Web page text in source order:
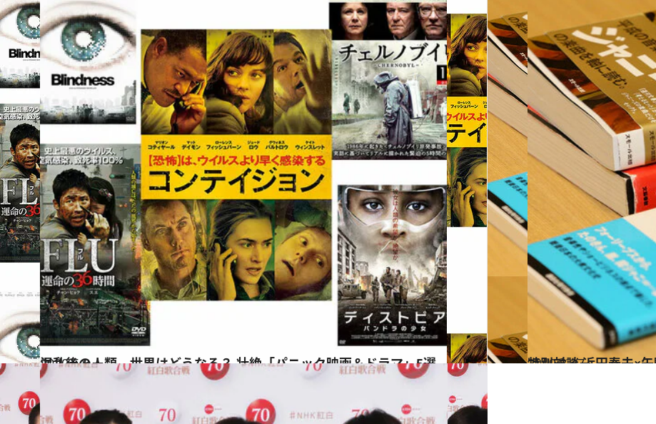
2020.5.3
混乱後の人類、世界はどうなる？ 壮絶「パニック映画＆ドラマ」5選
カルチャー 2019.8.27
特別対談 近田春夫×
カルチャー